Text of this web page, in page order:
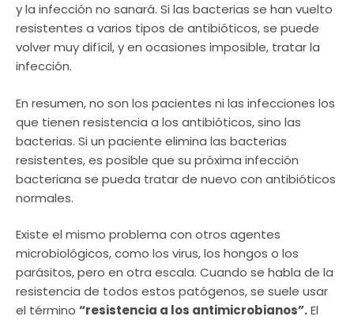
y la infección no sanará. Si las bacterias se han vuelto
resistentes a varios tipos de antibióticos, se puede
volver muy difícil, y en ocasiones imposible, tratar la
infección.
En resumen, no son los pacientes ni las infecciones los
que tienen resistencia a los antibióticos, sino las
bacterias. Si un paciente elimina las bacterias
resistentes, es posible que su próxima infección
bacteriana se pueda tratar de nuevo con antibióticos
normales.
Existe el mismo problema con otros agentes
microbiológicos, como los virus, los hongos o los
parásitos, pero en otra escala. Cuando se habla de la
resistencia de todos estos patógenos, se suele usar
el término “resistencia a los antimicrobianos”.El